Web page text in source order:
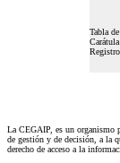
Tabla
Registro
La CEGAIP, es un organismo
de gestión y de decisión, a la
derecho de acceso a la